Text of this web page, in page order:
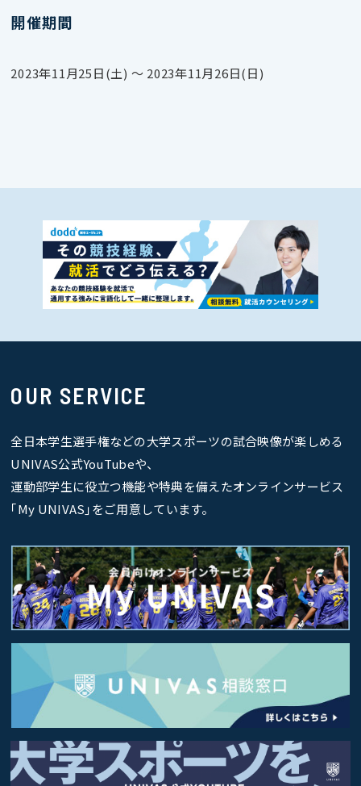
開催期間
2023年11月25日(土) 〜 2023年11月26日(日)
OUR SERVICE
全日本学生選手権などの大学スポーツの試合映像が楽しめる
UNIVAS公式YouTubeや、
運動部学生に役立つ機能や特典を備えたオンラインサービス
｢My UNIVAS｣をご用意しています。